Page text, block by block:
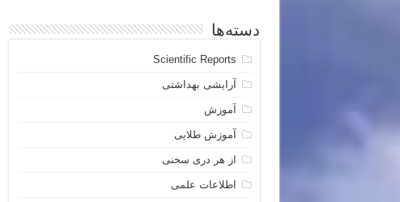
دسته‌ها
Scientific Reports
آرایشی بهداشتی
آموزش
آموزش طلایی
از هر دری سخنی
اطلاعات علمی